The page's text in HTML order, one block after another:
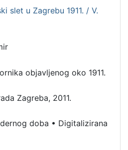
slet u Zagrebu 1911. / V.
objavljenog oko 1911.
Zagreba, 2011.
doba • Digitalizirana